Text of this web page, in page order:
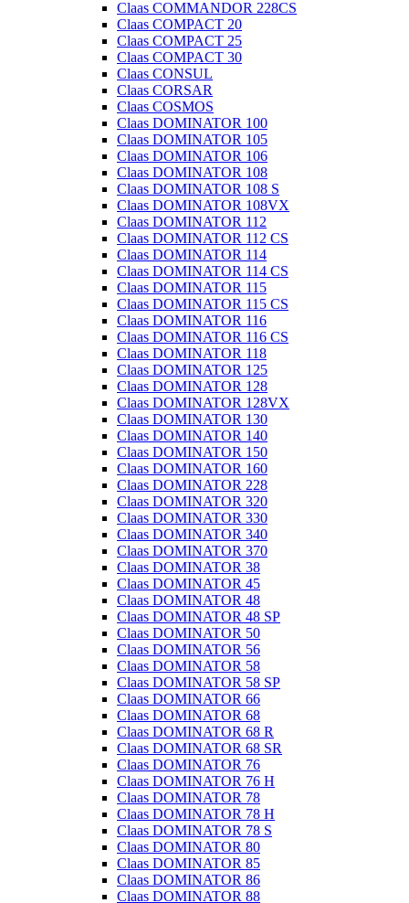
Claas COMMANDOR 228CS
Claas COMPACT 20
Claas COMPACT 25
Claas COMPACT 30
Claas CONSUL
Claas CORSAR
Claas COSMOS
Claas DOMINATOR 100
Claas DOMINATOR 105
Claas DOMINATOR 106
Claas DOMINATOR 108
Claas DOMINATOR 108 S
Claas DOMINATOR 108VX
Claas DOMINATOR 112
Claas DOMINATOR 112 CS
Claas DOMINATOR 114
Claas DOMINATOR 114 CS
Claas DOMINATOR 115
Claas DOMINATOR 115 CS
Claas DOMINATOR 116
Claas DOMINATOR 116 CS
Claas DOMINATOR 118
Claas DOMINATOR 125
Claas DOMINATOR 128
Claas DOMINATOR 128VX
Claas DOMINATOR 130
Claas DOMINATOR 140
Claas DOMINATOR 150
Claas DOMINATOR 160
Claas DOMINATOR 228
Claas DOMINATOR 320
Claas DOMINATOR 330
Claas DOMINATOR 340
Claas DOMINATOR 370
Claas DOMINATOR 38
Claas DOMINATOR 45
Claas DOMINATOR 48
Claas DOMINATOR 48 SP
Claas DOMINATOR 50
Claas DOMINATOR 56
Claas DOMINATOR 58
Claas DOMINATOR 58 SP
Claas DOMINATOR 66
Claas DOMINATOR 68
Claas DOMINATOR 68 R
Claas DOMINATOR 68 SR
Claas DOMINATOR 76
Claas DOMINATOR 76 H
Claas DOMINATOR 78
Claas DOMINATOR 78 H
Claas DOMINATOR 78 S
Claas DOMINATOR 80
Claas DOMINATOR 85
Claas DOMINATOR 86
Claas DOMINATOR 88